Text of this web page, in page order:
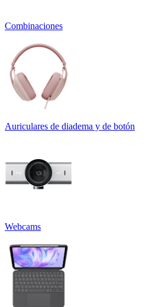
Combinaciones
Auriculares de diadema y de botón
Webcams